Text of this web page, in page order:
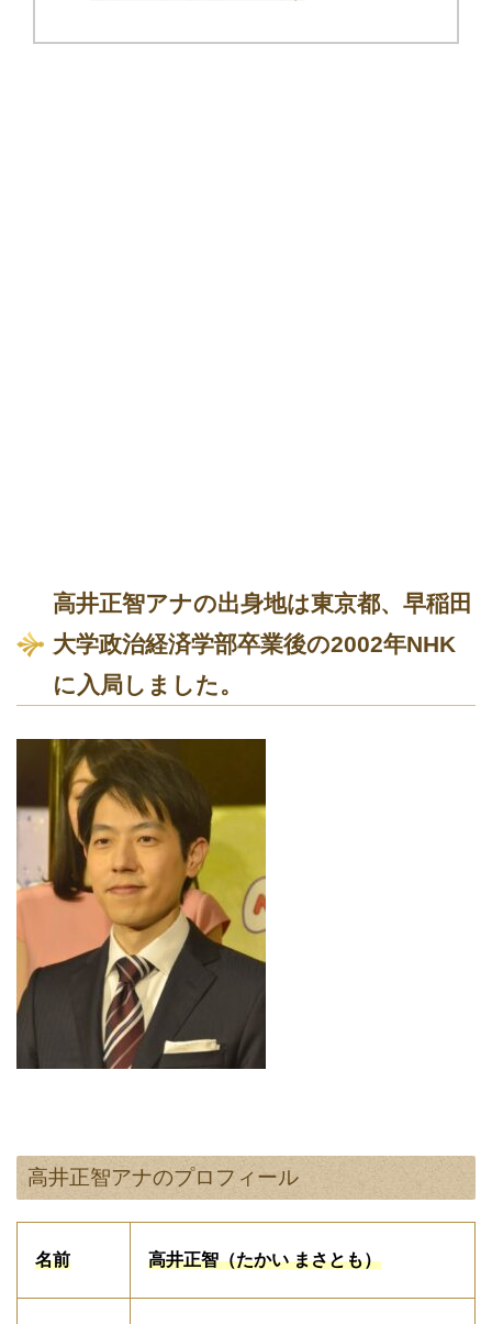
高井正智アナの出身地は東京都、早稲田
大学政治経済学部卒業後の2002年NHK
に入局しました。
高井正智アナのプロフィール
名前 高井正智（たかい まさとも）